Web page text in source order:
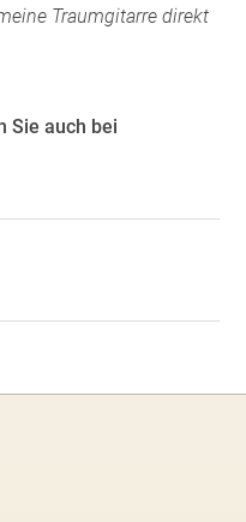
Traumgitarre direkt
Sie auch bei